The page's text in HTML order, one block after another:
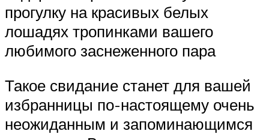
прогулку на красивых белых
лошадях тропинками вашего
любимого заснеженного пара
Такое свидание станет для вашей
избранницы по-настоящему очень
неожиданным и запоминающимся